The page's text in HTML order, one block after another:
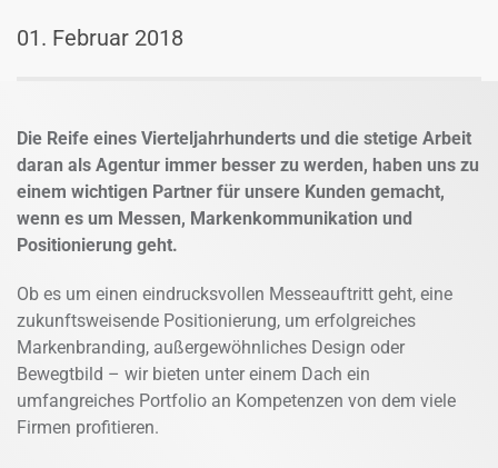
01. Februar 2018
Die Reife eines Vierteljahrhunderts und die stetige Arbeit
daran als Agentur immer besser zu werden, haben uns zu
einem wichtigen Partner für unsere Kunden gemacht,
wenn es um Messen, Markenkommunikation und
Positionierung geht.
Ob es um einen eindrucksvollen Messeauftritt geht, eine
zukunftsweisende Positionierung, um erfolgreiches
Markenbranding, außergewöhnliches Design oder
Bewegtbild – wir bieten unter einem Dach ein
umfangreiches Portfolio an Kompetenzen von dem viele
Firmen profitieren.